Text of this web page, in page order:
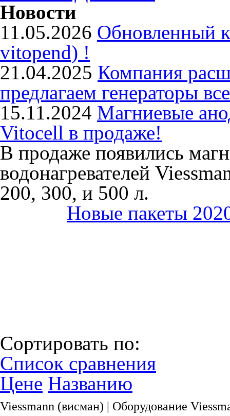
Новости
11.05.2026 Обновленный
vitopend) !
21.04.2025 Компания
предлагаем генераторы
15.11.2024 Магниевые
Vitocell в продаже!
В продаже появились
водонагревателей
200, 300, и 500 л.
Новые пакеты
Сортировать по:
Список сравнения
Цене Названию
Viessmann (висман) | Оборудование